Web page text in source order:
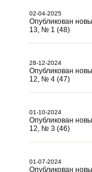
02-04-2025
Опубликован
13, № 1 (48)
28-12-2024
Опубликован
12, № 4 (47)
01-10-2024
Опубликован
12, № 3 (46)
01-07-2024
Опубликован